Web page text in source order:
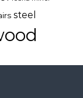
steel